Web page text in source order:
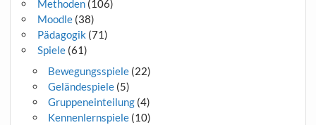
Methoden(106)
Moodle(38)
Pädagogik (71)
Spiele(61)
Bewegungsspiele(22)
Geländespiele(5)
Gruppeneinteilung(4)
Kennenlernspiele(10)